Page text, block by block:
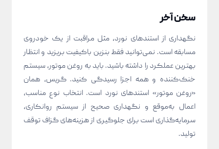
سخن آخر
نگهداری از استندهای نورد، مثل مراقبت از یک خودروی
مسابقه است. نمی‌توانید فقط بنزین باکیفیت بریزید و انتظار
بهترین عملکرد را داشته باشید. باید به روغن موتور، سیستم
خنک‌کننده و همه اجزا رسیدگی کنید. گریس، همان
«روغن موتور» استندهای نورد است. انتخاب نوع مناسب،
اعمال به‌موقع و نگهداری صحیح از سیستم روانکاری،
سرمایه‌گذاری است برای جلوگیری از هزینه‌های گزاف توقف
تولید.